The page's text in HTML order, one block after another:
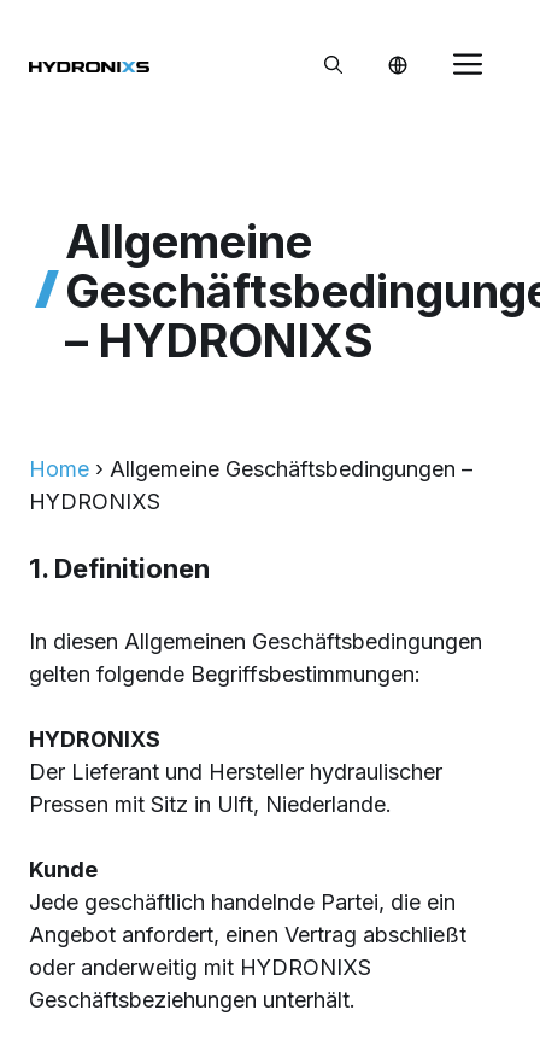
springen
Allgemeine
– HYDRONIXS
Home › Allgemeine Geschäftsbedingungen –
HYDRONIXS
1. Definitionen
In diesen Allgemeinen Geschäftsbedingungen
gelten folgende Begriffsbestimmungen:
HYDRONIXS
Der Lieferant und Hersteller hydraulischer
Pressen mit Sitz in Ulft, Niederlande.
Kunde
Jede geschäftlich handelnde Partei, die ein
Angebot anfordert, einen Vertrag abschließt
oder anderweitig mit HYDRONIXS
Geschäftsbeziehungen unterhält.